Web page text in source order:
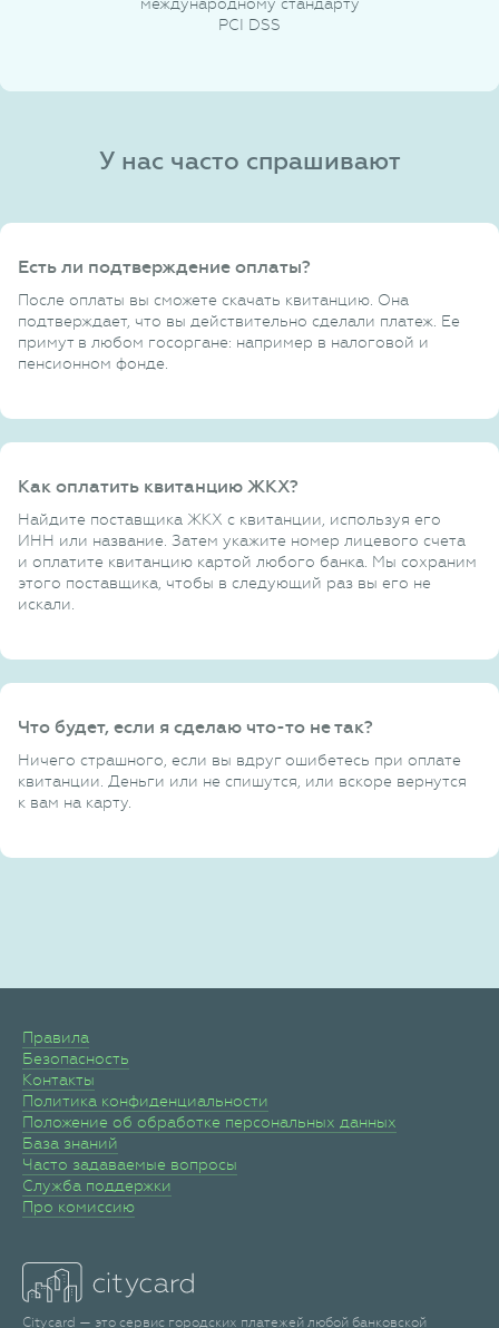
PCI DSS
У нас часто спрашивают
Есть ли подтверждение оплаты?
После оплаты вы сможете скачать квитанцию. Она
подтверждает, что вы действительно сделали платеж. Ее
примут в любом госоргане: например в налоговой и
пенсионном фонде.
Как оплатить квитанцию ЖКХ?
Найдите поставщика ЖКХ с квитанции, используя его
ИНН или название. Затем укажите номер лицевого счета
и оплатите квитанцию картой любого банка. Мы сохраним
этого поставщика, чтобы в следующий раз вы его не
искали.
Что будет, если я сделаю что-то не так?
Ничего страшного, если вы вдруг ошибетесь при оплате
квитанции. Деньги или не спишутся, или вскоре вернутся
к вам на карту.
Правила
Безопасность
Контакты
Политика конфиденциальности
Положение об обработке персональных данных
База знаний
Часто задаваемые вопросы
Служба поддержки
Про комиссию
Citycard — это сервис городских платежей любой банковской